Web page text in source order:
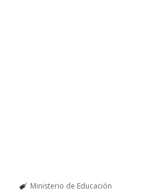
Ministerio de Educación